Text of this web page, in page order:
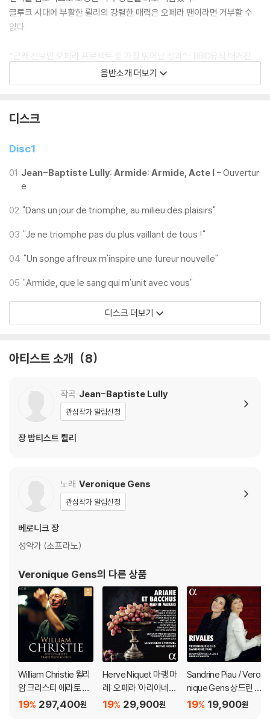
글루크 시대에 부활한 륄리의 강렬한 매력은 오페라 팬이라면 거부할 수
없다.
“근래 선보인 오페라 프로젝트 중 가장 뛰어난 성과”- BBC뮤직 매거진
★ BBC뮤직매거진 이달의 음반 ★
음반소개 더보기
디스크
Disc1
01 Jean-Baptiste Lully: Armide: Armide, Acte I - Ouvertur
e
02 "Dans un jour de triomphe, au milieu des plaisirs"
03 "Je ne triomphe pas du plus vaillant de tous !"
04 "Un songe affreux m'inspire une fureur nouvelle"
05 "Armide, que le sang qui m'unit avec vous"
디스크 더보기
아티스트 소개 8
작곡 Jean-Baptiste Lully
관심작가 알림신청
장 밥티스트 륄리
노래 Veronique Gens
관심작가 알림신청
베로니크 장
성악가 (소프라노)
Veronique Gens의 다른 상품
William Christie 윌리
암 크리스티 에라토 레
이블 녹음 전집 (The C
297,400원
19%
Herve Niquet 마랭 마
레: 오페라 '아리아네와
바쿠스' 전곡 (Marais:
29,900원
19%
Sandrine Piau / Vero
nique Gens 상드린 피
오와 베로니크 장이 부
19,900원
19%